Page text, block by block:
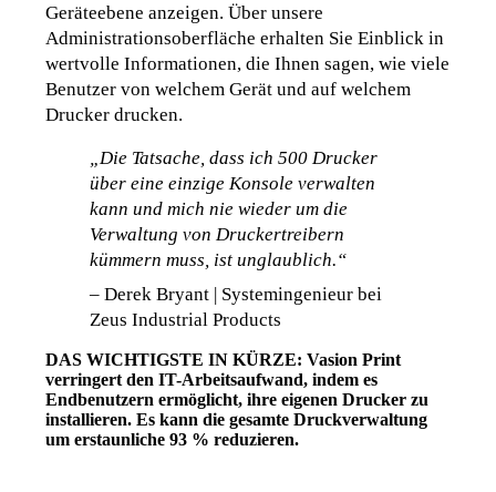
Geräteebene anzeigen. Über unsere
Administrationsoberfläche erhalten Sie Einblick in
wertvolle Informationen, die Ihnen sagen, wie viele
Benutzer von welchem Gerät und auf welchem
Drucker drucken.
„Die Tatsache, dass ich 500 Drucker
über eine einzige Konsole verwalten
kann und mich nie wieder um die
Verwaltung von Druckertreibern
kümmern muss, ist unglaublich.“
– Derek Bryant | Systemingenieur bei
Zeus Industrial Products
DAS WICHTIGSTE IN KÜRZE: Vasion Print
verringert den IT-Arbeitsaufwand, indem es
Endbenutzern ermöglicht, ihre eigenen Drucker zu
installieren. Es kann die gesamte Druckverwaltung
um erstaunliche 93 % reduzieren.